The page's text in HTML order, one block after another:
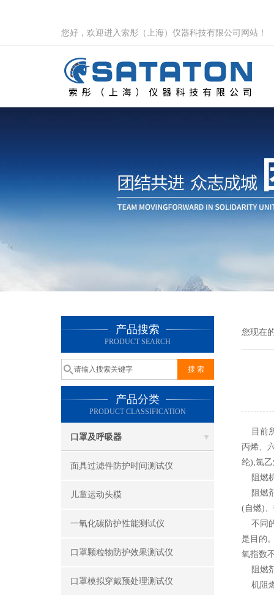
您好，欢迎进入索彤（上海）仪器科技有限公司网站！
产品搜索
PRODUCT SEARCH
产品分类
PRODUCT CLASSIFICATION
口罩及呼吸器
面具过滤件防护时间测试仪
儿童运动头模
一氧化碳防护性能测试仪
口罩颗粒物防护效果测试仪
口罩模拟穿戴预处理测试仪
您现在
目前
丙烯、
纶);氯
阻燃
阻燃
(自燃)
不同的
是目的
氧指数
阻燃
机阻